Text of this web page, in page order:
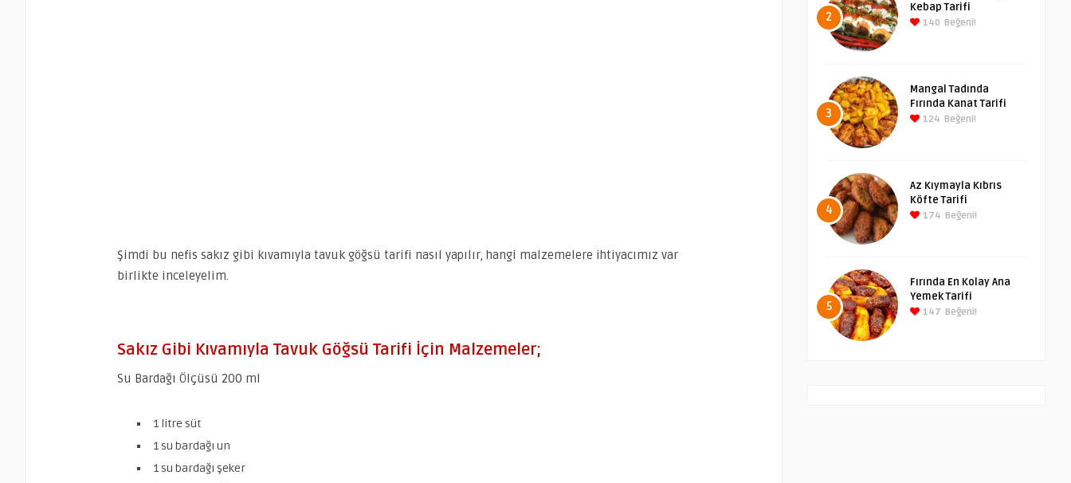
Şimdi bu nefis sakız gibi kıvamıyla tavuk göğsü tarifi nasıl yapılır, hangi malzemelere ihtiyacımız var
birlikte inceleyelim.
Sakız Gibi Kıvamıyla Tavuk Göğsü Tarifi İçin Malzemeler;
Su Bardağı Ölçüsü 200 ml
1 litre süt
1 su bardağı un
1 su bardağı şeker
2
Kebap Tarifi
140 Beğeni!
3
Mangal Tadında
Fırında Kanat Tarifi
124 Beğeni!
4
Az Kıymayla Kıbrıs
Köfte Tarifi
174 Beğeni!
5
Fırında En Kolay Ana
Yemek Tarifi
147 Beğeni!